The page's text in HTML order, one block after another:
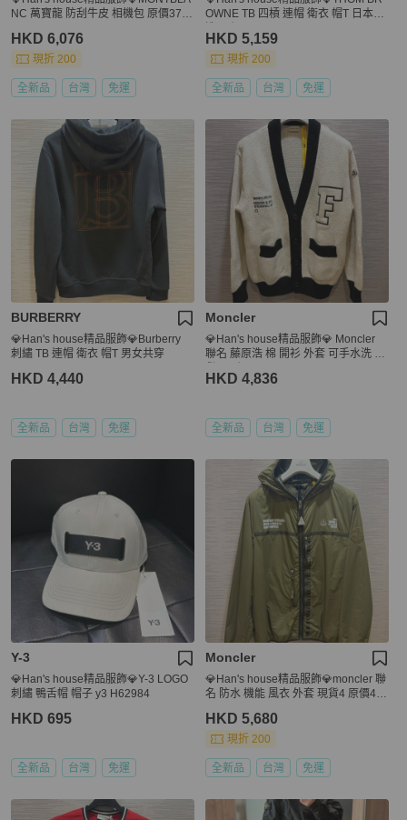
NC 萬寶龍 防刮牛皮 相機包 原價378
HKD 6,076
現折 200
全新品 台灣 免運
OWNE TB 四槓 連帽 衛衣 帽T 日本製
HKD 5,159
現折 200
全新品 台灣 免運
BURBERRY
💎Han's house精品服飾💎Burberry
刺繡 TB 連帽 衛衣 帽T 男女共穿
HKD 4,440
全新品 台灣 免運
Moncler
💎Han's house精品服飾💎 Moncler
聯名 藤原浩 棉 開衫 外套 可手水洗 現
HKD 4,836
全新品 台灣 免運
Y-3
💎Han's house精品服飾💎Y-3 LOGO
刺繡 鴨舌帽 帽子 y3 H62984
HKD 695
全新品 台灣 免運
Moncler
💎Han's house精品服飾💎moncler 聯
名 防水 機能 風衣 外套 現貨4 原價40
HKD 5,680
現折 200
全新品 台灣 免運